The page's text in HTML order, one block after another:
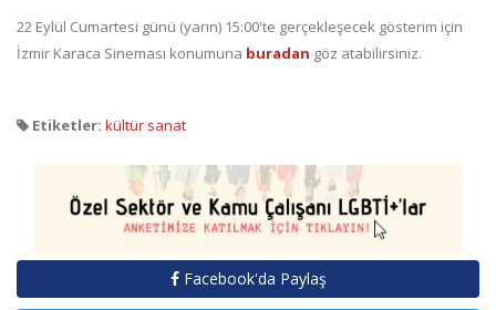
22 Eylül Cumartesi günü (yarın) 15:00'te gerçekleşecek gösterim için
İzmir Karaca Sineması konumuna buradan göz atabilirsiniz.
Etiketler: kültür sanat
Facebook'da Paylaş